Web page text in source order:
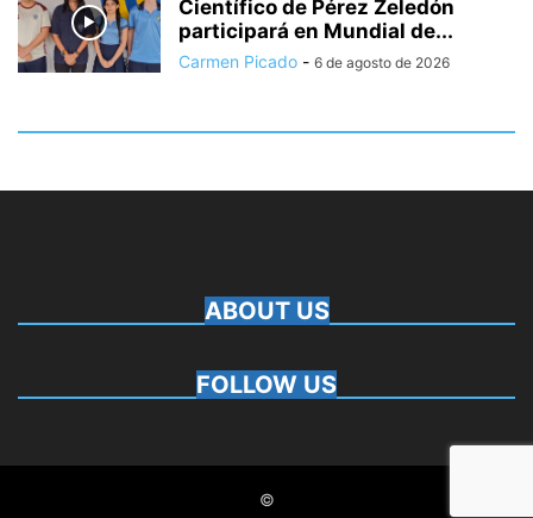
Científico de Pérez Zeledón
participará en Mundial de...
Carmen Picado - 6 de agosto de 2026
ABOUT US
FOLLOW US
©